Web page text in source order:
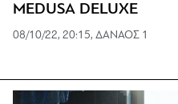
MEDUSA DELUXE
08/10/22, 20:15, ΔΑΝΑΟΣ 1